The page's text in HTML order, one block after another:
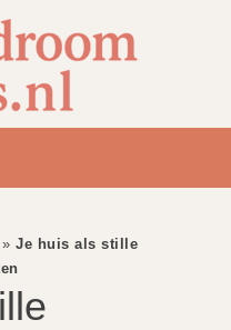
» Je huis als stille